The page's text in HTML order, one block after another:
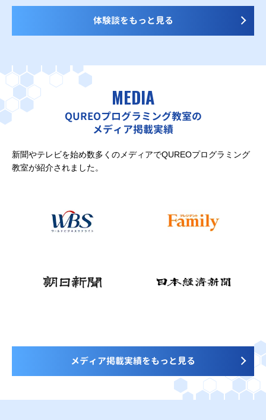
体験談をもっと見る
MEDIA
QUREOプログラミング教室の
メディア掲載実績
新聞やテレビを始め数多くのメディアでQUREOプログラミング
教室が紹介されました。
メディア掲載実績をもっと見る